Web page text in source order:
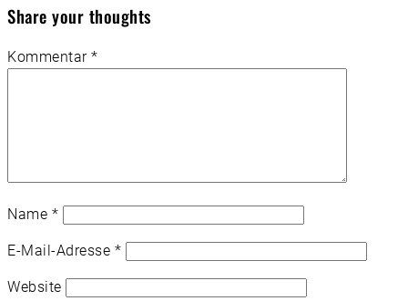
Share your thoughts
Kommentar *
Name *
E-Mail-Adresse *
Website